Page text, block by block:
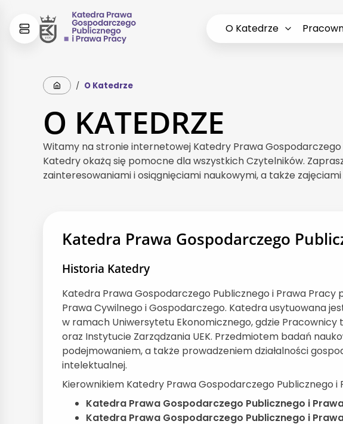
content
menu
O Katedrze
Strona główna
/ O Katedrze
O KATEDRZE
Witamy na stronie internetowej Katedry Prawa
Katedry okażą się pomocne dla wszystkich Czytelników.
zainteresowaniami i osiągnięciami naukowymi, a także
Katedra Prawa Gospodarczego
Historia Katedry
Katedra Prawa Gospodarczego Publicznego i Prawa Pracy
Prawa Cywilnego i Gospodarczego. Katedra usytuowana
w ramach Uniwersytetu Ekonomicznego, gdzie
oraz Instytucie Zarządzania UEK. Przedmiotem badań
podejmowaniem, a także prowadzeniem działalności
intelektualnej.
Kierownikiem Katedry Prawa Gospodarczego Publicznego i
Katedra Prawa Gospodarczego Publicznego i
Katedra Prawa Gospodarczego Publicznego i